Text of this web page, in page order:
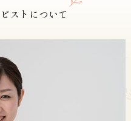
ストについて